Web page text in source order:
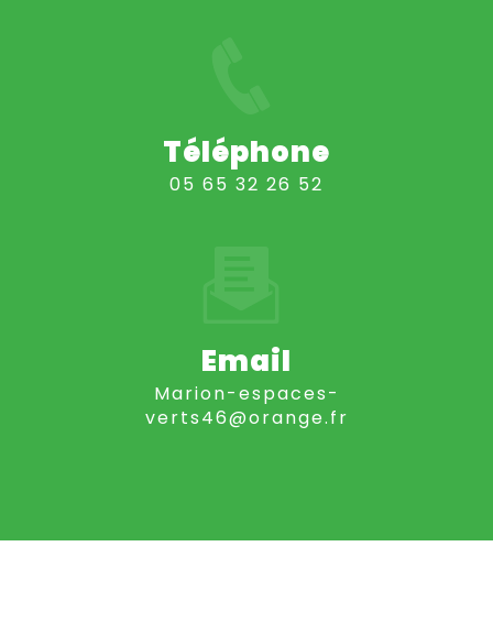
Téléphone
05 65 32 26 52
Email
marion-espaces-
verts46@orange.fr